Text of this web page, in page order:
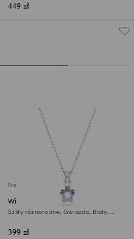
449 zł
Nowość
Wisiorek Chroma
Szlify różnorodne, Gwiazda, Biały,
399 zł